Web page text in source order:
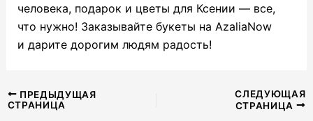
человека, подарок и цветы для Ксении — все,
что нужно! Заказывайте букеты на AzaliaNow
и дарите дорогим людям радость!
Навигация
по
ПРЕДЫДУЩАЯ
СТРАНИЦА
СЛЕДУЮЩАЯ
СТРАНИЦА